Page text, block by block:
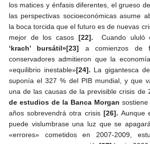
los matices y énfasis diferentes, el grueso
las perspectivas socioeconómicas asume
la boca torcida que el futuro es de nuevas
mejor de los casos[22]. Cuando
‘krach’ bursátil»[23] a comienzos de
conservadores admitieron que la
«equilibrio inestable»[24]. La gigantesca
suponía el 327 % del PIB mundial, y que
una de las causas de la previsible crisis de
de estudios de la Banca Morgan
años sobrevendrá otra crisis [26]. Aunque
puede vislumbrase una luz que se
«errores» cometidos en 2007-2009,